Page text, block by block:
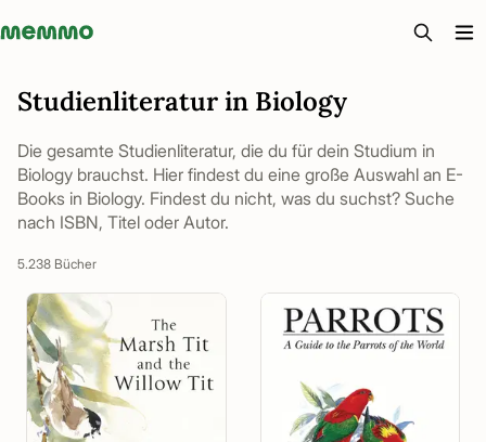
Memmo - AI-verktyg och digital kurslitteratur
Studienliteratur in Biology
Die gesamte Studienliteratur, die du für dein Studium in
Biology brauchst. Hier findest du eine große Auswahl an E-
Books in Biology. Findest du nicht, was du suchst? Suche
nach ISBN, Titel oder Autor.
5.238 Bücher